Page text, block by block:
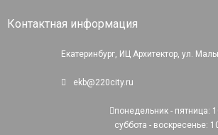
Контактная информация
Екатеринбург, ИЦ Архитектор, ул.
ekb@220city.ru
понедельник - пятница:
суббота - воскресенье: